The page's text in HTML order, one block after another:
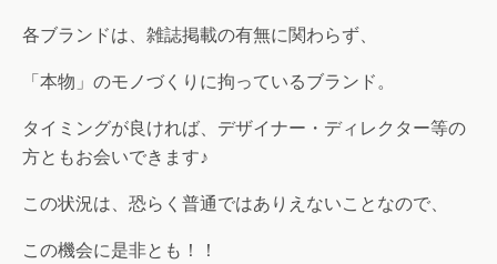
各ブランドは、雑誌掲載の有無に関わらず、
「本物」のモノづくりに拘っているブランド。
タイミングが良ければ、デザイナー・ディレクター等の
方ともお会いできます♪
この状況は、恐らく普通ではありえないことなので、
この機会に是非とも！！